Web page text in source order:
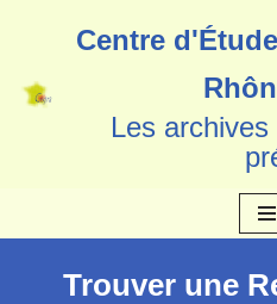
au
Centre
Les
Trouver une